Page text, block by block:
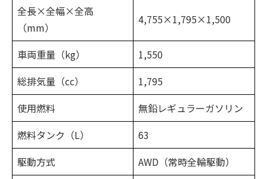
全長×全幅×全高
（mm）
4,755×1,795×1,500
車両重量（kg）
1,550
総排気量（cc）
1,795
使用燃料
無鉛レギュラーガソリン
燃料タンク（L）
63
駆動方式
AWD（常時全輪駆動）